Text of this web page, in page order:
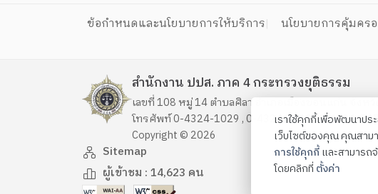
ข้อกำหนดและนโยบายการให้บริการ นโยบายการคุ้มคร
สำนักงาน ปปส. ภาค 4 กระทรวงยุติธรรม
เลขที่ 108 หมู่ 14 ตำบลศิลา อำเภอเมืองขอนแก่น จัง
โทรศัพท์ 0-4324-1029 , 0-4324-4019 , 0-4324-
Copyright © 2026
Sitemap
ผู้เข้าชม :14,623 คน
เราใช้คุกกี้เพื่อพัฒนาปร
เว็บไซต์ของคุณ คุณสาม
การใช้คุกกี้และสามารถ
โดยคลิกที่ ตั้งค่า